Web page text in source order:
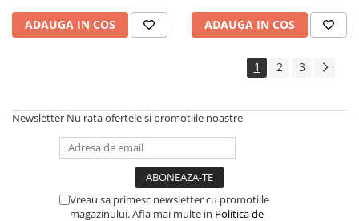
ADAUGA IN COS ADAUGA IN COS
1 2 3
Newsletter Nu rata ofertele si promotiile noastre
Vreau sa primesc newsletter cu promotiile
magazinului. Afla mai multe in Politica de